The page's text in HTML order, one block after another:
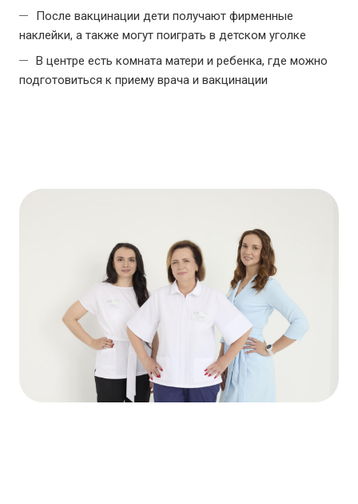
После вакцинации дети получают фирменные
наклейки, a также могут поиграть в детском уголке
В центре есть комната матери и ребенка, где можно
подготовиться к приему врача и вакцинации